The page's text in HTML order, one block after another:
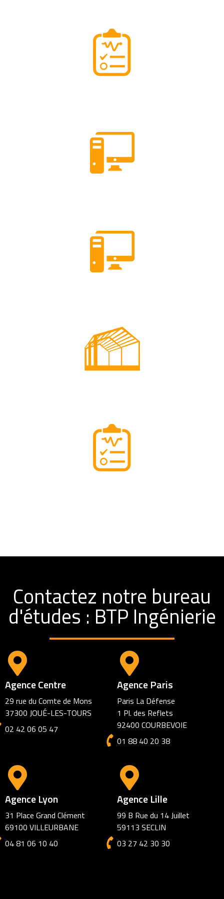
Contactez notre bureau
d'études : BTP Ingénierie
Agence Centre
29 rue du Comte de Mons
37300 JOUÉ-LES-TOURS
02 42 06 05 47
Agence Paris
Paris La Défense
1 Pl. des Reflets
92400 COURBEVOIE
01 88 40 20 38
Agence Lyon
31 Place Grand Clément
69100 VILLEURBANE
04 81 06 10 40
Agence Lille
99 B Rue du 14 Juillet
59113 SECLIN
03 27 42 30 30